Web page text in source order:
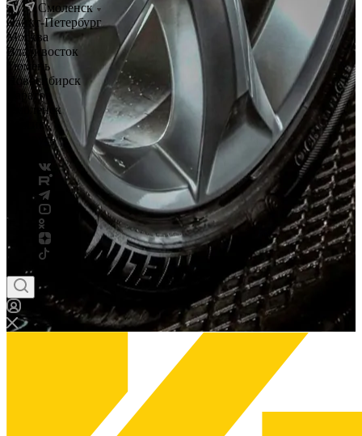
Смоленск
Санкт-Петербург
Москва
Владивосток
Тюмень
Новосибирск
Саратов
Смоленск
Россия
Беларусь